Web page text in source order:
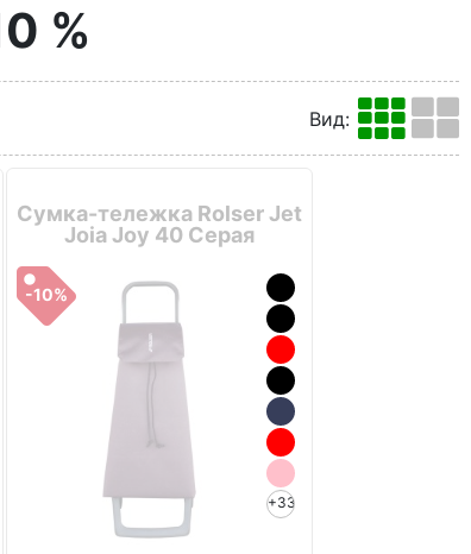
%
Вид:
Сумка-тележка Rolser Jet
Joia Joy 40 Серая
+33
-10%